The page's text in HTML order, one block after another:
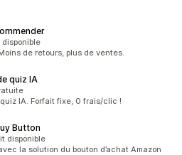
de retours, plus de ventes.
quiz IA
IA. Forfait fixe, 0 frais/clic !
Button
disponible
la solution du bouton d’achat Amazon